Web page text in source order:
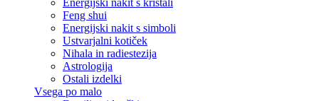
Energijski nakit s kristali
Feng shui
Energijski nakit s simboli
Ustvarjalni kotiček
Nihala in radiestezija
Astrologija
Ostali izdelki
Vsega po malo